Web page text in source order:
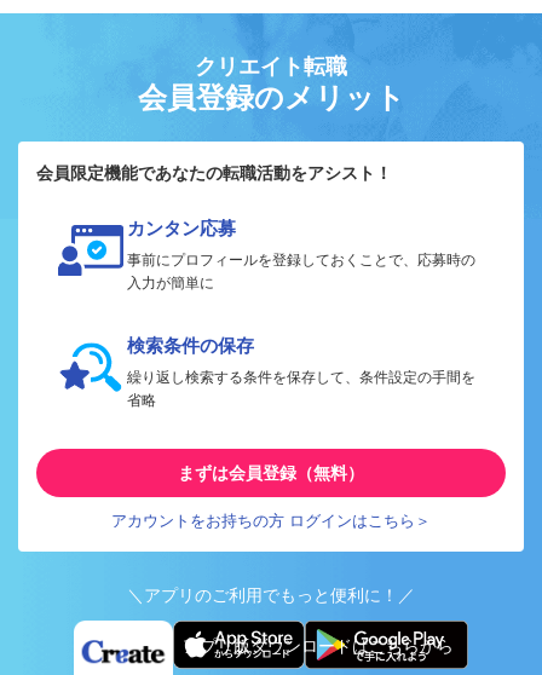
クリエイト転職
会員登録のメリット
会員限定機能であなたの転職活動をアシスト！
カンタン応募
事前にプロフィールを登録しておくことで、応募時の
入力が簡単に
検索条件の保存
繰り返し検索する条件を保存して、条件設定の手間を
省略
まずは会員登録（無料）
アカウントをお持ちの方 ログインはこちら＞
＼アプリのご利用でもっと便利に！／
アプリ版ダウンロードはこちらから